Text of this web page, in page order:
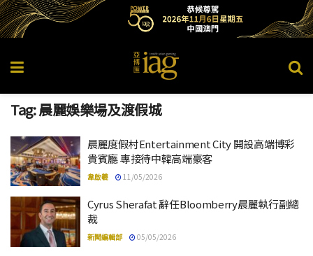
Tag:晨麗娛樂場及渡假城
晨麗度假村Entertainment City 開設高端博彩
貴賓廳 專接待中韓高端豪客
韋啟羲 11/05/2026
Cyrus Sherafat 辭任Bloomberry晨麗執行副總
裁
新聞編輯部 05/05/2026